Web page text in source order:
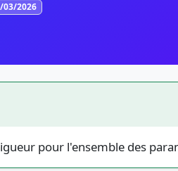
03/2026
pour l'ensemble des